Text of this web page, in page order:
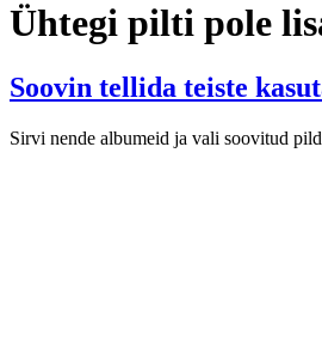
Ühtegi pilti pole
Soovin tellida teiste
Sirvi nende albumeid ja vali soovitud